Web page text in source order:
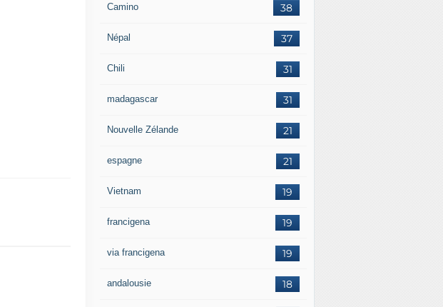
38
Camino
37
Népal
31
Chili
31
madagascar
21
Nouvelle Zélande
21
espagne
19
Vietnam
19
francigena
19
via francigena
18
andalousie